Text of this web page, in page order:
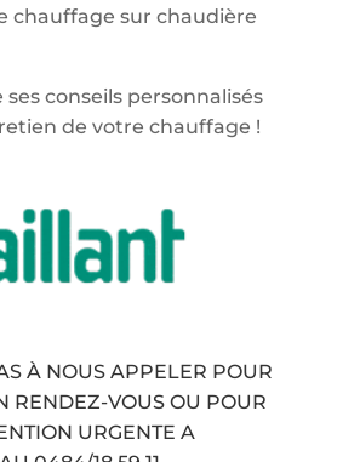
chauffage sur chaudière
ses conseils personnalisés
de votre chauffage !
À NOUS APPELER POUR
RENDEZ-VOUS OU POUR
URGENTE A